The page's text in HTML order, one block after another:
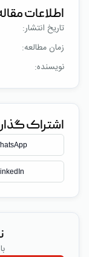
اطلاعات
تاریخ انتشار:
زمان مطالعه:
نویسنده:
اشتراک